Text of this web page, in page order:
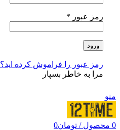
رمز عبور *
ورود
رمز عبور را فراموش کرده اید؟
مرا به خاطر بسپار
منو
0 محصول / تومان0